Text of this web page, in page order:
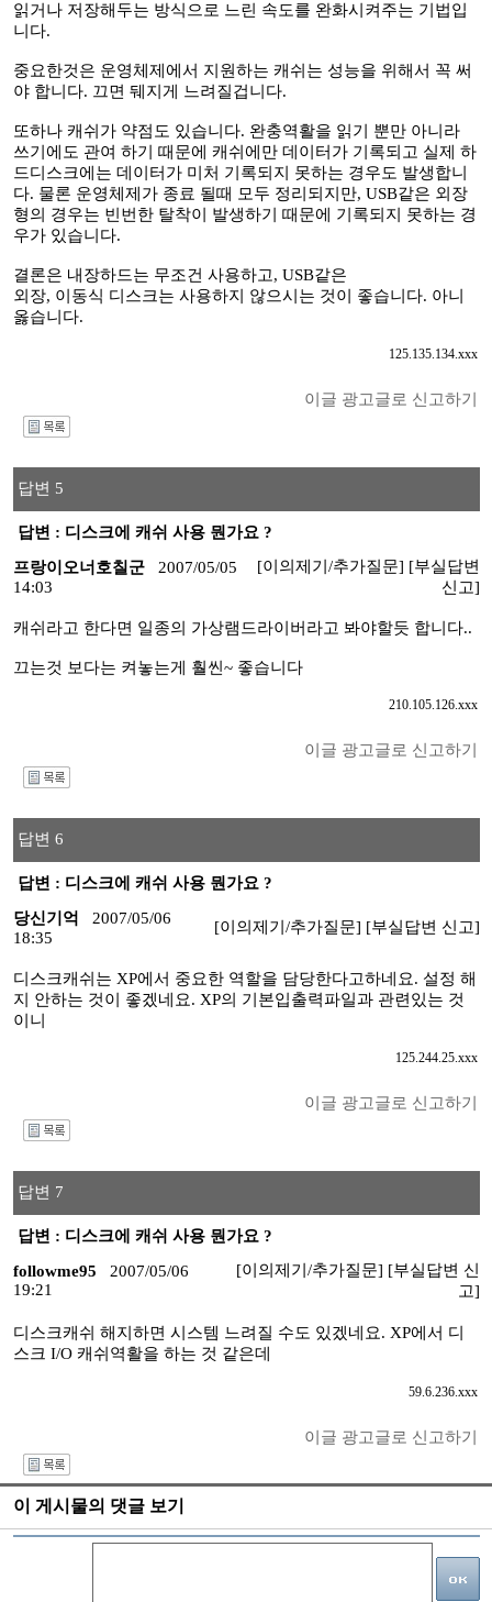
읽거나 저장해두는 방식으로 느린 속도를 완화시켜주는 기법입
니다.
중요한것은 운영체제에서 지원하는 캐쉬는 성능을 위해서 꼭 써
야 합니다. 끄면 뒈지게 느려질겁니다.
또하나 캐쉬가 약점도 있습니다. 완충역활을 읽기 뿐만 아니라
쓰기에도 관여 하기 때문에 캐쉬에만 데이터가 기록되고 실제 하
드디스크에는 데이터가 미처 기록되지 못하는 경우도 발생합니
다. 물론 운영체제가 종료 될때 모두 정리되지만, USB같은 외장
형의 경우는 빈번한 탈착이 발생하기 때문에 기록되지 못하는 경
우가 있습니다.
결론은 내장하드는 무조건 사용하고, USB같은
외장, 이동식 디스크는 사용하지 않으시는 것이 좋습니다. 아니
옳습니다.
125.135.134.xxx
이글 광고글로 신고하기
답변 5
답변 : 디스크에 캐쉬 사용 뭔가요 ?
프랑이오너호칠군
2007/05/05
14:03
[이의제기/추가질문] [부실답변
신고]
캐쉬라고 한다면 일종의 가상램드라이버라고 봐야할듯 합니다..
끄는것 보다는 켜놓는게 훨씬~ 좋습니다
210.105.126.xxx
이글 광고글로 신고하기
답변 6
답변 : 디스크에 캐쉬 사용 뭔가요 ?
당신기억
2007/05/06
18:35
[이의제기/추가질문] [부실답변 신고]
디스크캐쉬는 XP에서 중요한 역할을 담당한다고하네요. 설정 해
지 안하는 것이 좋겠네요. XP의 기본입출력파일과 관련있는 것
이니
125.244.25.xxx
이글 광고글로 신고하기
답변 7
답변 : 디스크에 캐쉬 사용 뭔가요 ?
followme95
2007/05/06
19:21
[이의제기/추가질문] [부실답변 신
고]
디스크캐쉬 해지하면 시스템 느려질 수도 있겠네요. XP에서 디
스크 I/O 캐쉬역활을 하는 것 같은데
59.6.236.xxx
이글 광고글로 신고하기
이 게시물의 댓글 보기